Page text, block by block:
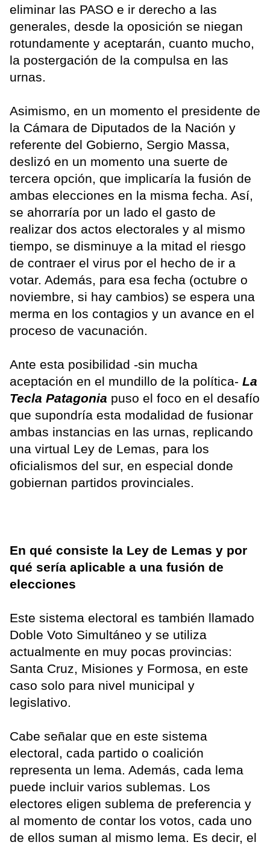
eliminar las PASO e ir derecho a las
generales, desde la oposición se niegan
rotundamente y aceptarán, cuanto mucho,
la postergación de la compulsa en las
urnas.
Asimismo, en un momento el presidente de
la Cámara de Diputados de la Nación y
referente del Gobierno, Sergio Massa,
deslizó en un momento una suerte de
tercera opción, que implicaría la fusión de
ambas elecciones en la misma fecha. Así,
se ahorraría por un lado el gasto de
realizar dos actos electorales y al mismo
tiempo, se disminuye a la mitad el riesgo
de contraer el virus por el hecho de ir a
votar. Además, para esa fecha (octubre o
noviembre, si hay cambios) se espera una
merma en los contagios y un avance en el
proceso de vacunación.
Ante esta posibilidad -sin mucha
aceptación en el mundillo de la política- La
Tecla Patagonia puso el foco en el desafío
que supondría esta modalidad de fusionar
ambas instancias en las urnas, replicando
una virtual Ley de Lemas, para los
oficialismos del sur, en especial donde
gobiernan partidos provinciales.
En qué consiste la Ley de Lemas y por
qué sería aplicable a una fusión de
elecciones
Este sistema electoral es también llamado
Doble Voto Simultáneo y se utiliza
actualmente en muy pocas provincias:
Santa Cruz, Misiones y Formosa, en este
caso solo para nivel municipal y
legislativo.
Cabe señalar que en este sistema
electoral, cada partido o coalición
representa un lema. Además, cada lema
puede incluir varios sublemas. Los
electores eligen sublema de preferencia y
al momento de contar los votos, cada uno
de ellos suman al mismo lema. Es decir, el